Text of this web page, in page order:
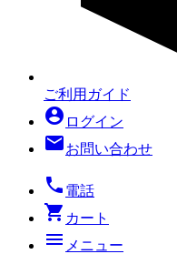
ご利用ガイド
account_circle ログイン
mailお問い合わせ
local_phone 電話
shopping_cart カート
menu メニュー